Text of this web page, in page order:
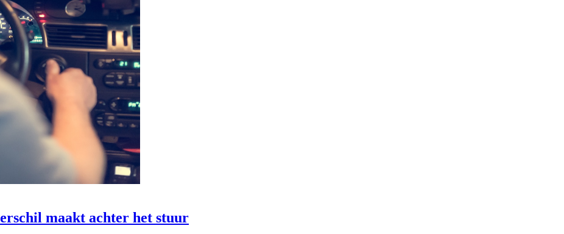
maakt achter het stuur